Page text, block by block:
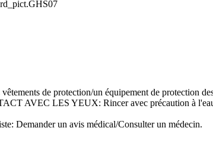
de protection/un équipement de protection
AVEC LES YEUX: Rincer avec précaution à
Demander un avis médical/Consulter un médecin.